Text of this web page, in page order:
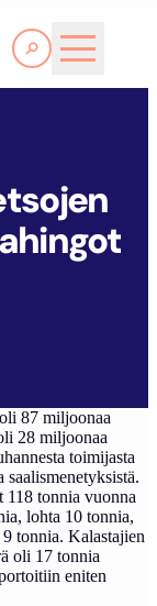
Läs Mer
87 miljoonaa
28 miljoonaa
toimijasta
tonnia vuonna
lohta 10 tonnia,
tonnia. Kalastajien
oli 17 tonnia
eniten